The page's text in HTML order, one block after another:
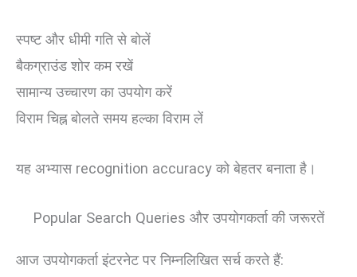
स्पष्ट और धीमी गति से बोलें
बैकग्राउंड शोर कम रखें
सामान्य उच्चारण का उपयोग करें
विराम चिह्न बोलते समय हल्का विराम लें
यह अभ्यास recognition accuracy को बेहतर बनाता है।
Popular Search Queries और उपयोगकर्ता की जरूरतें
आज उपयोगकर्ता इंटरनेट पर निम्नलिखित सर्च करते हैं: